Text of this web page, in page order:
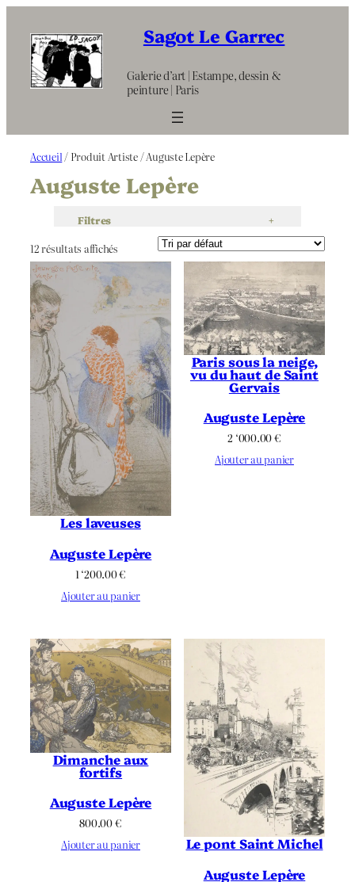
contenu
Sagot Le Garrec
Galerie d’art | Estampe, dessin &
peinture | Paris
Accueil / Produit Artiste / Auguste Lepère
Auguste Lepère
Filtres +
12 résultats affichés
Les laveuses
Auguste Lepère
1 ‘200.00€
Ajouter au panier
Paris sous la neige,
vu du haut de Saint
Gervais
Auguste Lepère
2 ‘000.00€
Ajouter au panier
Dimanche aux
fortifs
Auguste Lepère
800.00€
Ajouter au panier
Le pont Saint Michel
Auguste Lepère